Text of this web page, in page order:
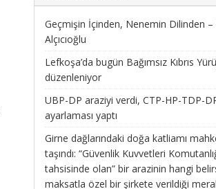
Geçmişin İçinden, Nenemin Dilinden –
Alçıcıoğlu
Lefkoşa’da bugün Bağımsız Kıbrıs
düzenleniyor
UBP-DP araziyi verdi, CTP-HP-TDP-
ayarlaması yaptı
Girne dağlarındaki doğa katliamı
taşındı: “Güvenlik Kuvvetleri
tahsisinde olan” bir arazinin hangi
maksatla özel bir şirkete verildiği